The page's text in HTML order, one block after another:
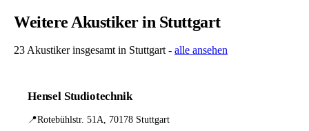
Weitere Akustiker in Stuttgart
23 Akustiker insgesamt in Stuttgart - alle ansehen
Hensel Studiotechnik
📍Rotebühlstr. 51A, 70178 Stuttgart